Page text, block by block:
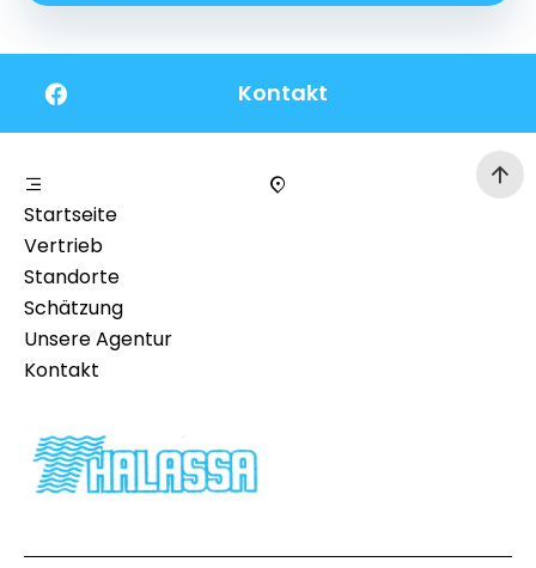
Kontakt
Startseite
Vertrieb
Standorte
Schätzung
Unsere Agentur
Kontakt